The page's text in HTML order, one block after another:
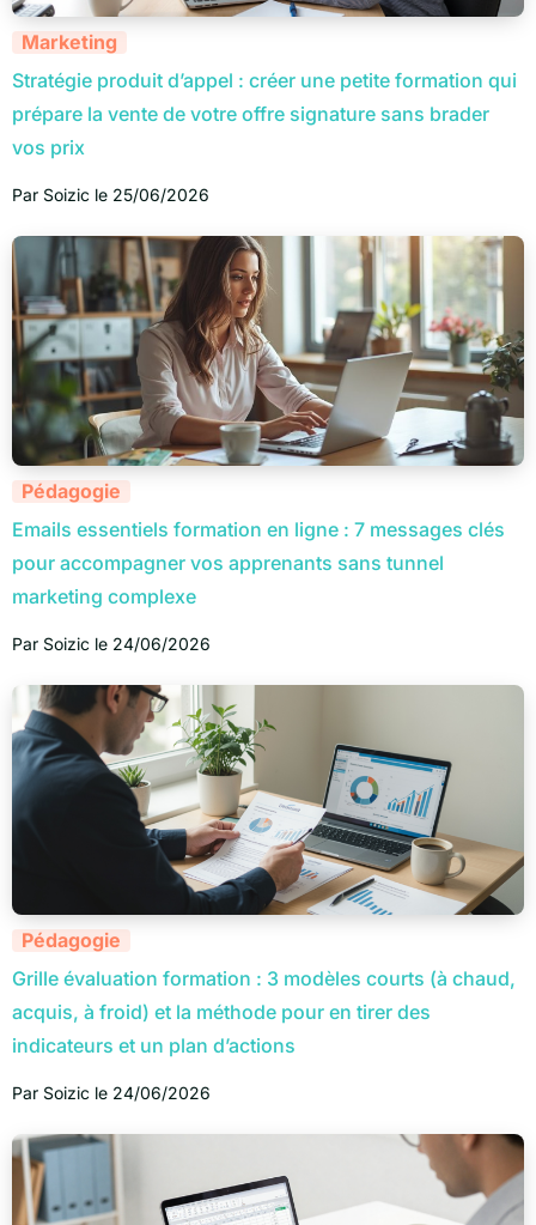
Marketing
Stratégie produit d’appel : créer une petite formation qui
prépare la vente de votre offre signature sans brader
vos prix
Par Soizic le 25/06/2026
Pédagogie
Emails essentiels formation en ligne : 7 messages clés
pour accompagner vos apprenants sans tunnel
marketing complexe
Par Soizic le 24/06/2026
Pédagogie
Grille évaluation formation : 3 modèles courts (à chaud,
acquis, à froid) et la méthode pour en tirer des
indicateurs et un plan d’actions
Par Soizic le 24/06/2026